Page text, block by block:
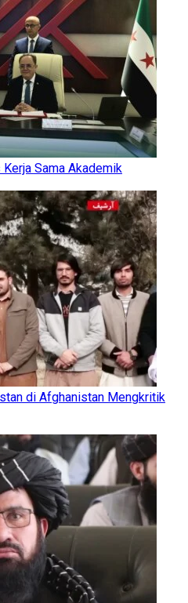
Sama Akademik
di Afghanistan Mengkritik